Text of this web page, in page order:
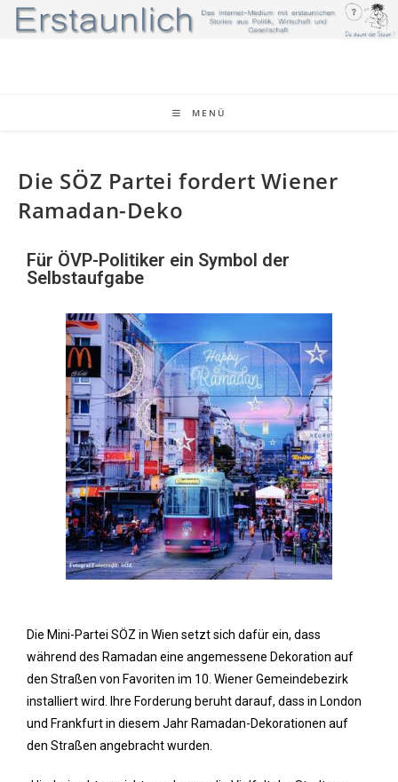
MENÜ
Die SÖZ Partei fordert Wiener
Ramadan-Deko
Für ÖVP-Politiker ein Symbol der
Selbstaufgabe
Die Mini-Partei SÖZ in Wien setzt sich dafür ein, dass
während des Ramadan eine angemessene Dekoration auf
den Straßen von Favoriten im 10. Wiener Gemeindebezirk
installiert wird. Ihre Forderung beruht darauf, dass in London
und Frankfurt in diesem Jahr Ramadan-Dekorationen auf
den Straßen angebracht wurden.